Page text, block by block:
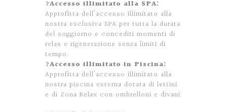
?Accesso illimitato alla SPA:
Approfitta dell’accesso illimitato alla
nostra esclusiva SPA per tutta la durata
del soggiorno e concediti momenti di
relax e rigenerazione senza limiti di
tempo.
?Accesso illimitato in Piscina:
Approfitta dell’accesso illimitato alla
nostra piscina esterna dotata di lettini
e di Zona Relax con ombrelloni e divani